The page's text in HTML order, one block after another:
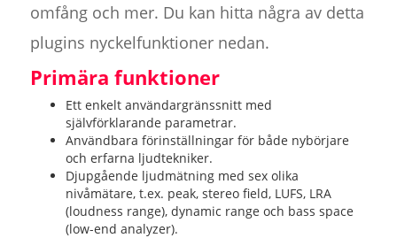
omfång och mer. Du kan hitta några av detta
plugins nyckelfunktioner nedan.
Primära funktioner
Ett enkelt användargränssnitt med
självförklarande parametrar.
Användbara förinställningar för både nybörjare
och erfarna ljudtekniker.
Djupgående ljudmätning med sex olika
nivåmätare, t.ex. peak, stereo field, LUFS, LRA
(loudness range), dynamic range och bass space
(low-end analyzer).